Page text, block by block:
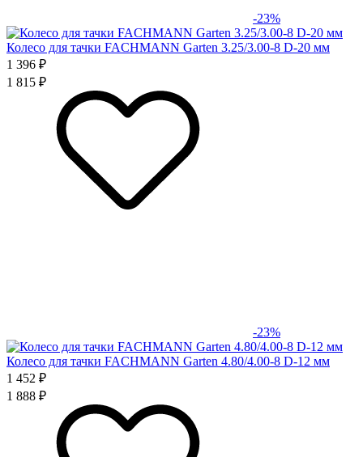
-23%
Колесо для тачки FACHMANN Garten 3.25/3.00-8 D-20 мм
1 396 ₽
1 815 ₽
-23%
Колесо для тачки FACHMANN Garten 4.80/4.00-8 D-12 мм
1 452 ₽
1 888 ₽